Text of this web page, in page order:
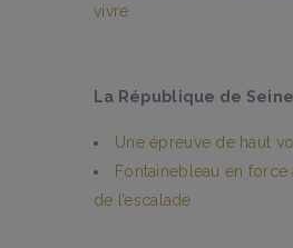
vivre
La République de
Une épreuve de haut
Fontainebleau en force
de l’escalade